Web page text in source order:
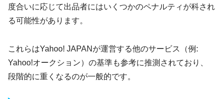
度合いに応じて出品者にはいくつかのペナルティが科され
る可能性があります。
これらはYahoo! JAPANが運営する他のサービス（例:
Yahoo!オークション）の基準も参考に推測されており、
段階的に重くなるのが一般的です。